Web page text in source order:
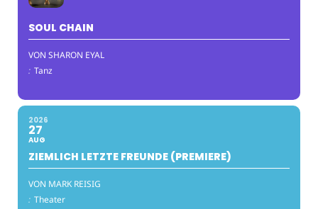
SOUL CHAIN
VON SHARON EYAL
: Tanz
2026
27
AUG
ZIEMLICH LETZTE FREUNDE (PREMIERE)
VON MARK REISIG
: Theater